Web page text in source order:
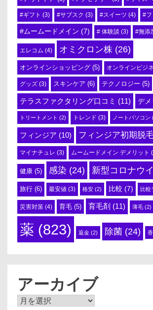
#ギフト (3) #サブスク (3) #スイーツ (4) #フ
#ムームードメイン (7) # 体験談 (3) #無添
エレコム (4) オミクロン株 (26)
オンラインショッピング (5) オンラインビジ
グッズ (3) スキンケア (6) テクノロジー (5)
テラスファクタリング口コミ (11) デメ
トリートメント (2) トレンド (3) ノートパソコン
フィンジア (10) フィンジア初期脱
マイナチュレ (3) ムームードメイン デメリット
健康 (5) 感染 (24) 新型コロナウ
旅行 (6) 最安値 (3) 格安 (2) 比較 (7) 比較
災害対策 (4) 育毛 (5) 育毛剤 (11) 薄毛 (2)
薬 (823) 返金 (2) 除菌 (24)
アーカイブ
ア